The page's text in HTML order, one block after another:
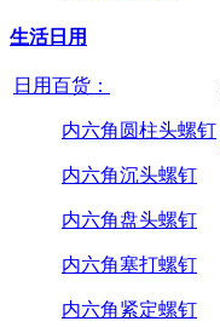
生活日用
日用百货：
内六角圆柱头螺钉
内六角沉头螺钉
内六角盘头螺钉
内六角塞打螺钉
内六角紧定螺钉